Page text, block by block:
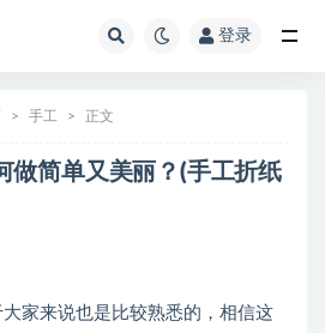
登录
手工 正文
做简单又美丽？(手工折纸
来说也是比较熟悉的，相信这